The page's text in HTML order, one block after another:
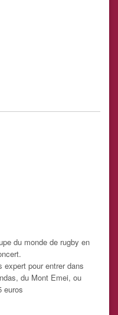
du monde de rugby en
expert pour entrer dans
du Mont Emei, ou
euros